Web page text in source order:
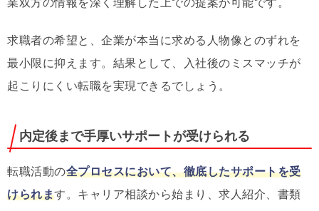
求職者の希望と、企業が本当に求める人物像とのずれを
最小限に抑えます。結果として、入社後のミスマッチが
起こりにくい転職を実現できるでしょう。
内定後まで手厚いサポートが受けられる
転職活動の全プロセスにおいて、徹底したサポートを受
けられます。キャリア相談から始まり、求人紹介、書類